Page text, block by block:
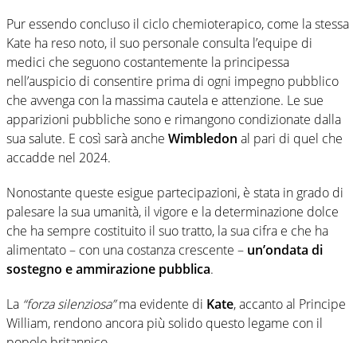
Pur essendo concluso il ciclo chemioterapico, come la stessa
Kate ha reso noto, il suo personale consulta l’equipe di
medici che seguono costantemente la principessa
nell’auspicio di consentire prima di ogni impegno pubblico
che avvenga con la massima cautela e attenzione. Le sue
apparizioni pubbliche sono e rimangono condizionate dalla
sua salute. E così sarà anche Wimbledon al pari di quel che
accadde nel 2024.
Nonostante queste esigue partecipazioni, è stata in grado di
palesare la sua umanità, il vigore e la determinazione dolce
che ha sempre costituito il suo tratto, la sua cifra e che ha
alimentato – con una costanza crescente – un’ondata di
sostegno e ammirazione pubblica.
La “forza silenziosa”ma evidente di Kate, accanto al Principe
William, rendono ancora più solido questo legame con il